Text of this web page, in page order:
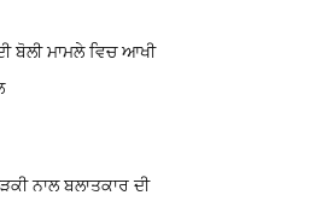
ਬੋਲੀ ਮਾਮਲੇ ਵਿਚ ਆਖੀ
ਨਾਲ ਬਲਾਤਕਾਰ ਦੀ